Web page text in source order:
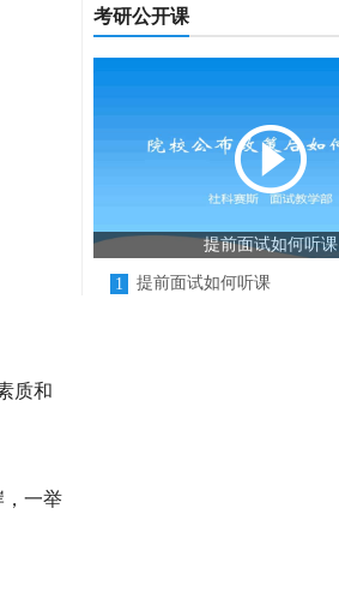
质和
，一举
考研公开课
提前面试如何听课
1 提前面试如何听课